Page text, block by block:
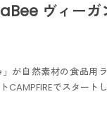
ヴィーガ
が自然素材の食品用
CAMPFIREでスタート